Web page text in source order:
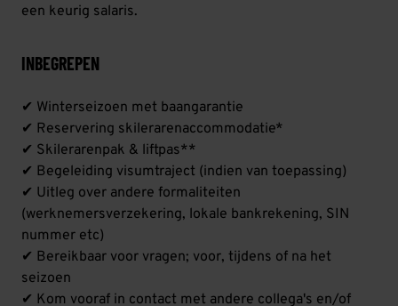
een keurig salaris.
INBEGREPEN
✔ Winterseizoen met baangarantie
✔ Reservering skilerarenaccommodatie*
✔ Skilerarenpak & liftpas**
✔ Begeleiding visumtraject (indien van toepassing)
✔ Uitleg over andere formaliteiten
(werknemersverzekering, lokale bankrekening, SIN
nummer etc)
✔ Bereikbaar voor vragen; voor, tijdens of na het
seizoen
✔ Kom vooraf in contact met andere collega's en/of